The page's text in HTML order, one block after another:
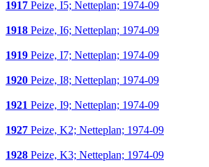
1917 Peize, I5; Netteplan; 1974-09
1918 Peize, I6; Netteplan; 1974-09
1919 Peize, I7; Netteplan; 1974-09
1920 Peize, I8; Netteplan; 1974-09
1921 Peize, I9; Netteplan; 1974-09
1927 Peize, K2; Netteplan; 1974-09
1928 Peize, K3; Netteplan; 1974-09